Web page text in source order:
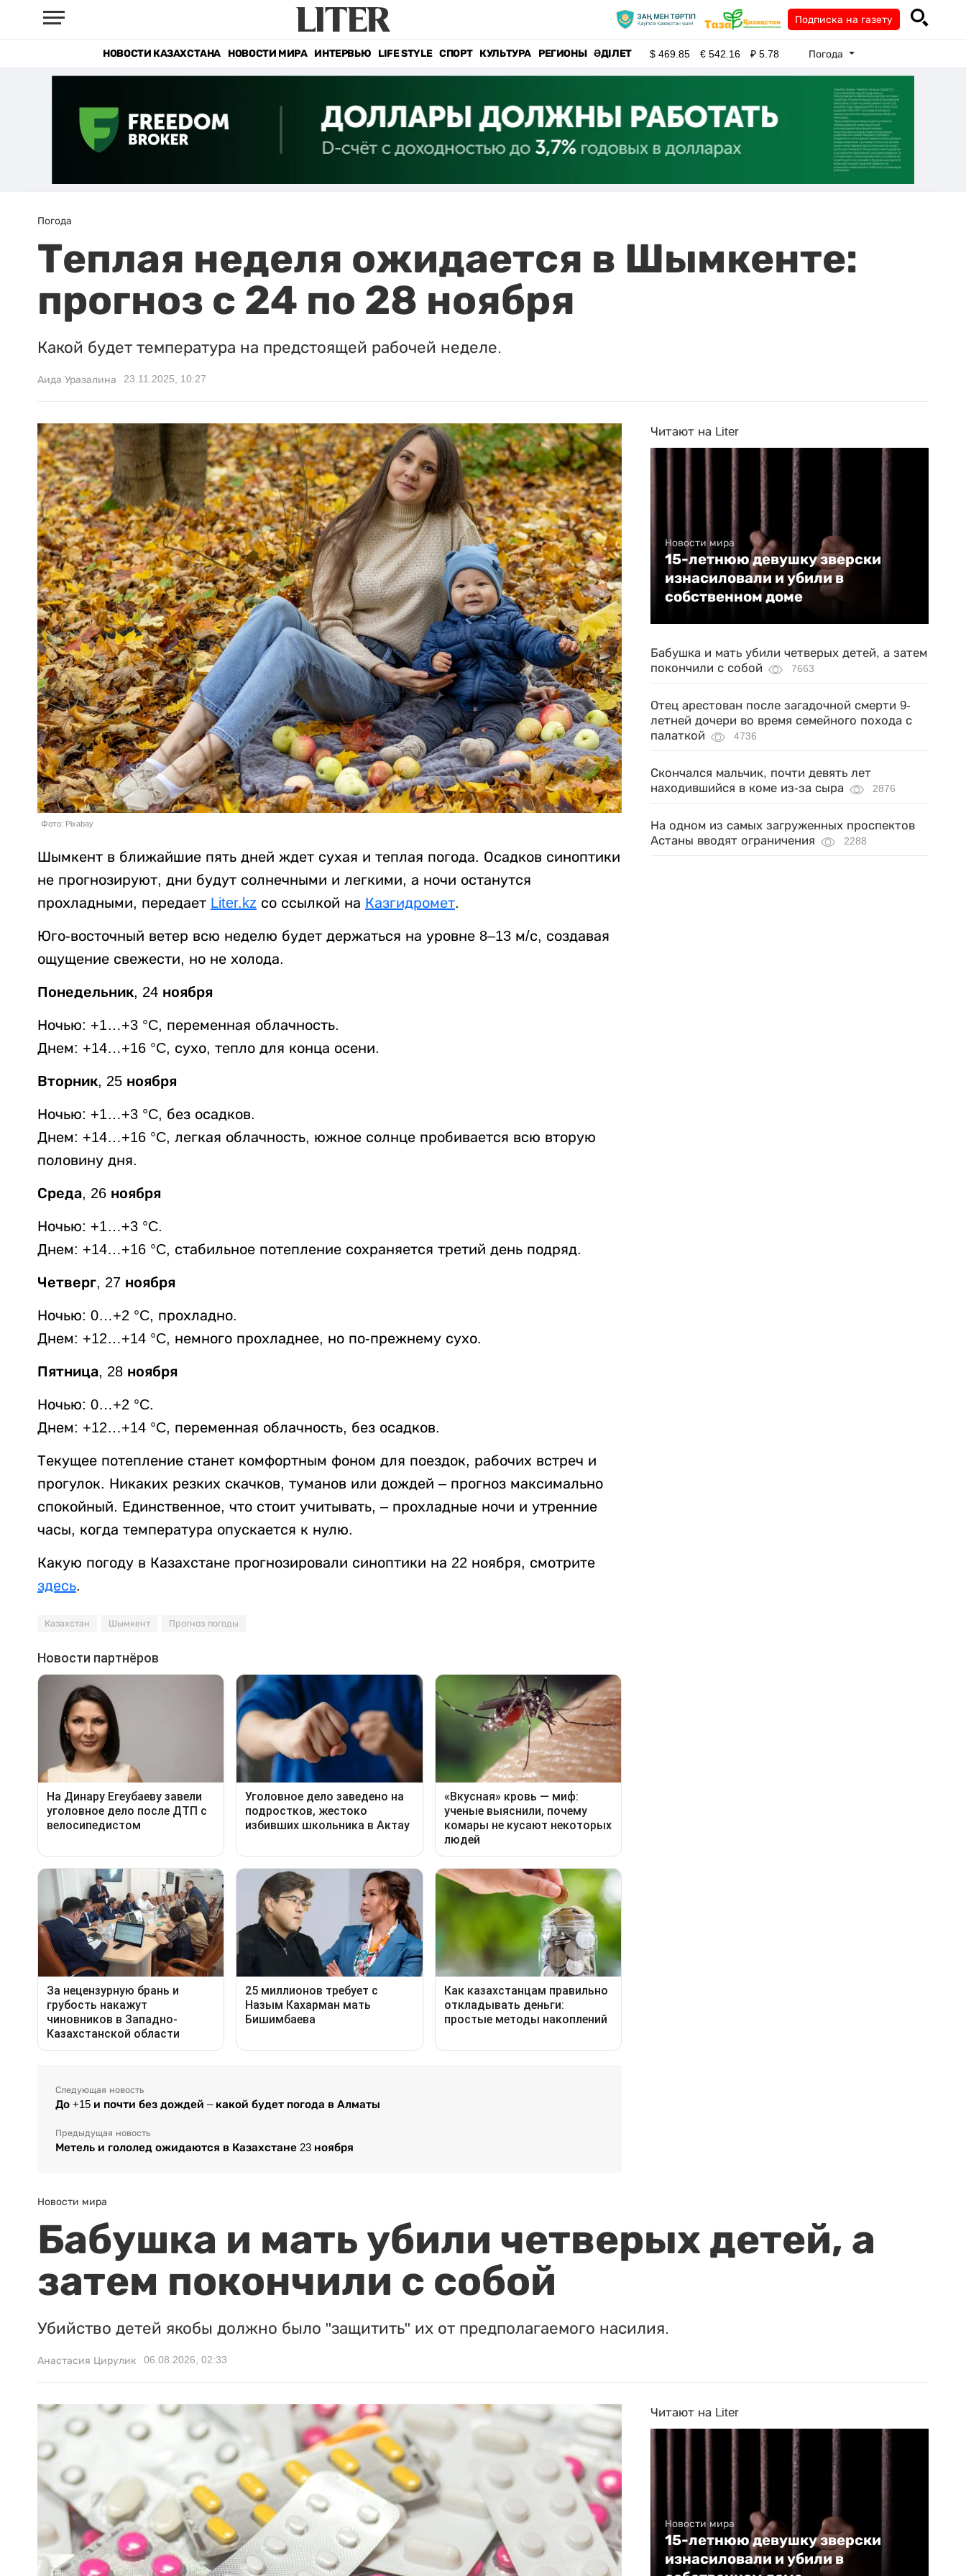
Подписка на газету
НОВОСТИ КАЗАХСТАНА НОВОСТИ МИРА ИНТЕРВЬЮ LIFE STYLE СПОРТ КУЛЬТУРА РЕГИОНЫ ӘДІЛЕТ $469.85 €542.16 ₽5.78 Погода
Погода
Теплая неделя ожидается в Шымкенте:
прогноз с 24 по 28 ноября
Какой будет температура на предстоящей рабочей неделе.
Аида Уразалина 23.11.2025, 10:27
Фото: Pixabay
Шымкент в ближайшие пять дней ждет сухая и теплая погода. Осадков синоптики
не прогнозируют, дни будут солнечными и легкими, а ночи останутся
прохладными, передает Liter.kz со ссылкой на Казгидромет.
Юго-восточный ветер всю неделю будет держаться на уровне 8–13 м/с, создавая
ощущение свежести, но не холода.
Понедельник, 24 ноября
Ночью: +1…+3 °C, переменная облачность.
Днем: +14…+16 °C, сухо, тепло для конца осени.
Вторник, 25 ноября
Ночью: +1…+3 °C, без осадков.
Днем: +14…+16 °C, легкая облачность, южное солнце пробивается всю вторую
половину дня.
Среда, 26 ноября
Ночью: +1…+3 °C.
Днем: +14…+16 °C, стабильное потепление сохраняется третий день подряд.
Четверг, 27 ноября
Ночью: 0…+2 °C, прохладно.
Днем: +12…+14 °C, немного прохладнее, но по-прежнему сухо.
Пятница, 28 ноября
Ночью: 0…+2 °C.
Днем: +12…+14 °C, переменная облачность, без осадков.
Текущее потепление станет комфортным фоном для поездок, рабочих встреч и
прогулок. Никаких резких скачков, туманов или дождей – прогноз максимально
спокойный. Единственное, что стоит учитывать, – прохладные ночи и утренние
часы, когда температура опускается к нулю.
Какую погоду в Казахстане прогнозировали синоптики на 22 ноября, смотрите
здесь.
Казахстан Шымкент Прогноз погоды
Следующая новость
До +15 и почти без дождей – какой будет погода в Алматы
Предыдущая новость
Метель и гололед ожидаются в Казахстане 23 ноября
Читают на Liter
Новости мира
15-летнюю девушку зверски
изнасиловали и убили в
собственном доме
Бабушка и мать убили четверых детей, а затем
покончили с собой
7663
Отец арестован после загадочной смерти 9-
летней дочери во время семейного похода с
палаткой
4736
Скончался мальчик, почти девять лет
находившийся в коме из-за сыра
2876
На одном из самых загруженных проспектов
Астаны вводят ограничения
2288
Новости мира
Бабушка и мать убили четверых детей, а
затем покончили с собой
Убийство детей якобы должно было "защитить" их от предполагаемого насилия.
Анастасия Цирулик 06.08.2026, 02:33
Читают на Liter
Новости мира
15-летнюю девушку зверски
изнасиловали и убили в